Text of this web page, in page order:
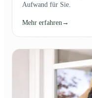
Aufwand für Sie.
Mehr erfahren →